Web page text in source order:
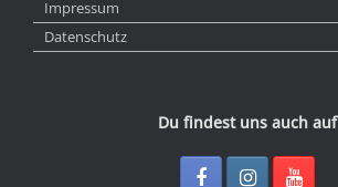
Impressum
Datenschutz
Du findest uns auch auf